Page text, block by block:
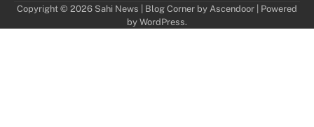
Copyright © 2026 Sahi News | Blog Corner by Ascendoor | Powered
by WordPress.